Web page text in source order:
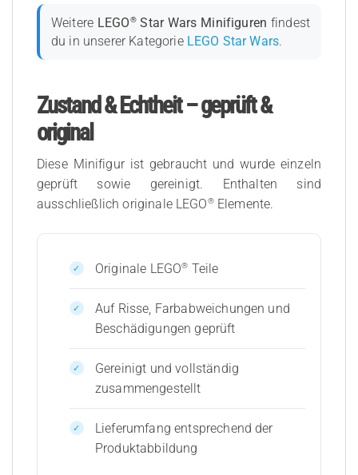
Weitere LEGO®Star Wars Minifiguren findest
du in unserer Kategorie LEGO Star Wars.
Zustand & Echtheit – geprüft &
original
Diese Minifigur ist gebraucht und wurde einzeln
geprüft sowie gereinigt. Enthalten sind
ausschließlich originale LEGO®Elemente.
Originale LEGO® Teile
Auf Risse, Farbabweichungen und
Beschädigungen geprüft
Gereinigt und vollständig
zusammengestellt
Lieferumfang entsprechend der
Produktabbildung